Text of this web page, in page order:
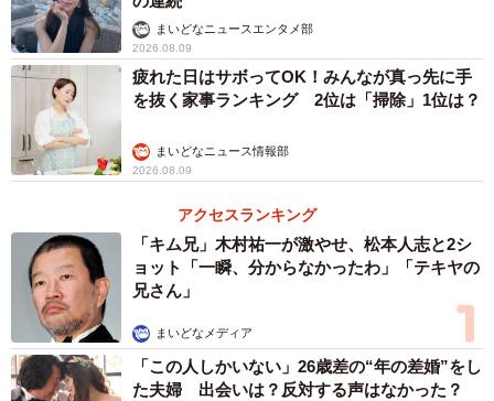
まいどなニュースエンタメ部
2026.08.09
疲れた日はサボってOK！みんなが真っ先に手
を抜く家事ランキング 2位は「掃除」1位は？
まいどなニュース情報部
2026.08.09
アクセスランキング
「キム兄」木村祐一が激やせ、松本人志と2シ
ョット「一瞬、分からなかったわ」「テキヤの
兄さん」
まいどなメディア
「この人しかいない」26歳差の“年の差婚”をし
た夫婦 出会いは？反対する声はなかった？